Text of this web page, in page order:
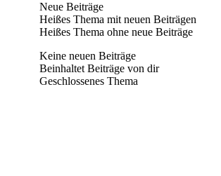
Neue Beiträge
Heißes Thema mit neuen Beiträgen
Heißes Thema ohne neue Beiträge
Keine neuen Beiträge
Beinhaltet Beiträge von dir
Geschlossenes Thema